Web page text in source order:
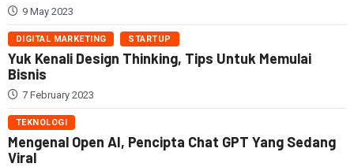
9 May 2023
DIGITAL MARKETING STARTUP
Yuk Kenali Design Thinking, Tips Untuk Memulai
Bisnis
7 February 2023
TEKNOLOGI
Mengenal Open AI, Pencipta Chat GPT Yang Sedang
Viral